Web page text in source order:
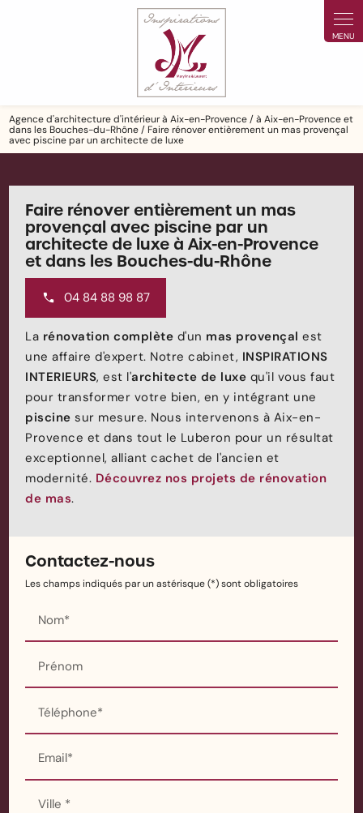
Agence d'architecture d'intérieur à Aix-en-Provence / à Aix-en-Provence et
dans les Bouches-du-Rhône / Faire rénover entièrement un mas provençal
avec piscine par un architecte de luxe
Faire rénover entièrement un mas
provençal avec piscine par un
architecte de luxe à Aix-en-Provence
et dans les Bouches-du-Rhône
04 84 88 98 87
La rénovation complète d'un mas provençal est
une affaire d'expert. Notre cabinet, INSPIRATIONS
INTERIEURS, est l'architecte de luxe qu'il vous faut
pour transformer votre bien, en y intégrant une
piscine sur mesure. Nous intervenons à Aix-en-
Provence et dans tout le Luberon pour un résultat
exceptionnel, alliant cachet de l'ancien et
modernité. Découvrez nos projets de rénovation
de mas.
Contactez-nous
Les champs indiqués par un astérisque (*) sont obligatoires
Nom*
Prénom
Téléphone*
Email*
Ville *
Panneau de gestion des cookies